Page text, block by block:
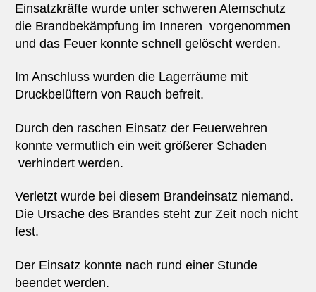
Einsatzkräfte wurde unter schweren Atemschutz
die Brandbekämpfung im Inneren vorgenommen
und das Feuer konnte schnell gelöscht werden.
Im Anschluss wurden die Lagerräume mit
Druckbelüftern von Rauch befreit.
Durch den raschen Einsatz der Feuerwehren
konnte vermutlich ein weit größerer Schaden
verhindert werden.
Verletzt wurde bei diesem Brandeinsatz niemand.
Die Ursache des Brandes steht zur Zeit noch nicht
fest.
Der Einsatz konnte nach rund einer Stunde
beendet werden.